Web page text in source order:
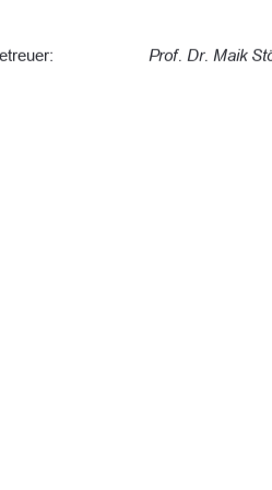
Prof. Dr. Maik